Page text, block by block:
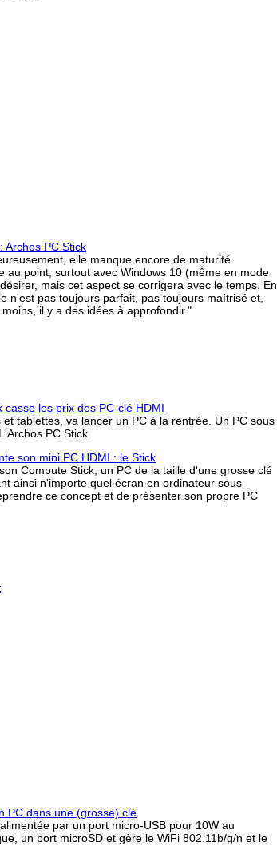
Archos PC Stick
elle manque encore de maturité.
point, surtout avec Windows 10 (même en mode
mais cet aspect se corrigera avec le temps. En
n'est pas toujours parfait, pas toujours maîtrisé et,
il y a des idées à approfondir."
casse les prix des PC-clé HDMI
tablettes, va lancer un PC à la rentrée. Un PC sous
PC Stick
son mini PC HDMI : le Stick
Compute Stick, un PC de la taille d'une grosse clé
ainsi n'importe quel écran en ordinateur sous
ce concept et de présenter son propre PC
PC dans une (grosse) clé
par un port micro-USB pour 10W au
un port microSD et gère le WiFi 802.11b/g/n et le